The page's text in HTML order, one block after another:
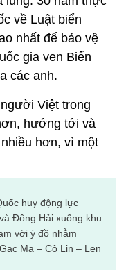
về Luật biển
nhất để bảo vệ
gia ven Biển
các anh.
Việt trong
hướng tới và
hơn, vì một
huy động lực
Đông Hải xuống khu
với ý đồ nhằm
Ma – Cô Lin – Len